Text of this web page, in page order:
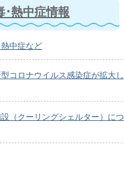
･熱中症情報
中症など
コロナウイルス感染症が拡大し
（クーリングシェルター）につ